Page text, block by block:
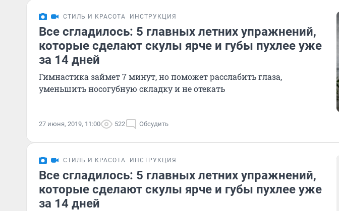
СТИЛЬ И КРАСОТА ИНСТРУКЦИЯ
Все сгладилось: 5 главных летних упражнений,
которые сделают скулы ярче и губы пухлее уже
за 14 дней
Гимнастика займет 7 минут, но поможет расслабить глаза,
уменьшить носогубную складку и не отекать
27 июня, 2019, 11:00 522 Обсудить
СТИЛЬ И КРАСОТА ИНСТРУКЦИЯ
Все сгладилось: 5 главных летних упражнений,
которые сделают скулы ярче и губы пухлее уже
за 14 дней